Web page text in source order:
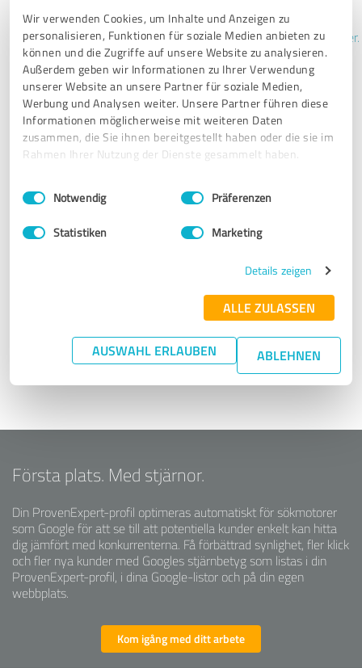
Wir verwenden Cookies, um Inhalte und Anzeigen zu
personalisieren, Funktionen für soziale Medien anbieten zu
können und die Zugriffe auf unsere Website zu analysieren.
Außerdem geben wir Informationen zu Ihrer Verwendung
unserer Website an unsere Partner für soziale Medien,
Werbung und Analysen weiter. Unsere Partner führen diese
Informationen möglicherweise mit weiteren Daten
zusammen, die Sie ihnen bereitgestellt haben oder die sie im
Rahmen Ihrer Nutzung der Dienste gesammelt haben.
Impressum Datenschutzbestimmungen
Einwilligungsauswahl
Notwendig Präferenzen
Statistiken Marketing
Details zeigen
ALLE ZULASSEN
AUSWAHL ERLAUBEN ABLEHNEN
recensioner och ditt övergripande betyg - på ett ställe. Få
aviseringar i realtid om nya recensioner, komplett med alla detaljer.
Detta sparar dig mycket tid och ansträngning, så att du kan
fokusera på det som är viktigast.
Visa exempel på profil
Ta en rundtur i produkten
Första plats. Med stjärnor.
Din ProvenExpert-profil optimeras automatiskt för sökmotorer
som Google för att se till att potentiella kunder enkelt kan hitta
dig jämfört med konkurrenterna. Få förbättrad synlighet, fler klick
och fler nya kunder med Googles stjärnbetyg som listas i din
ProvenExpert-profil, i dina Google-listor och på din egen
webbplats.
Kom igång med ditt arbete